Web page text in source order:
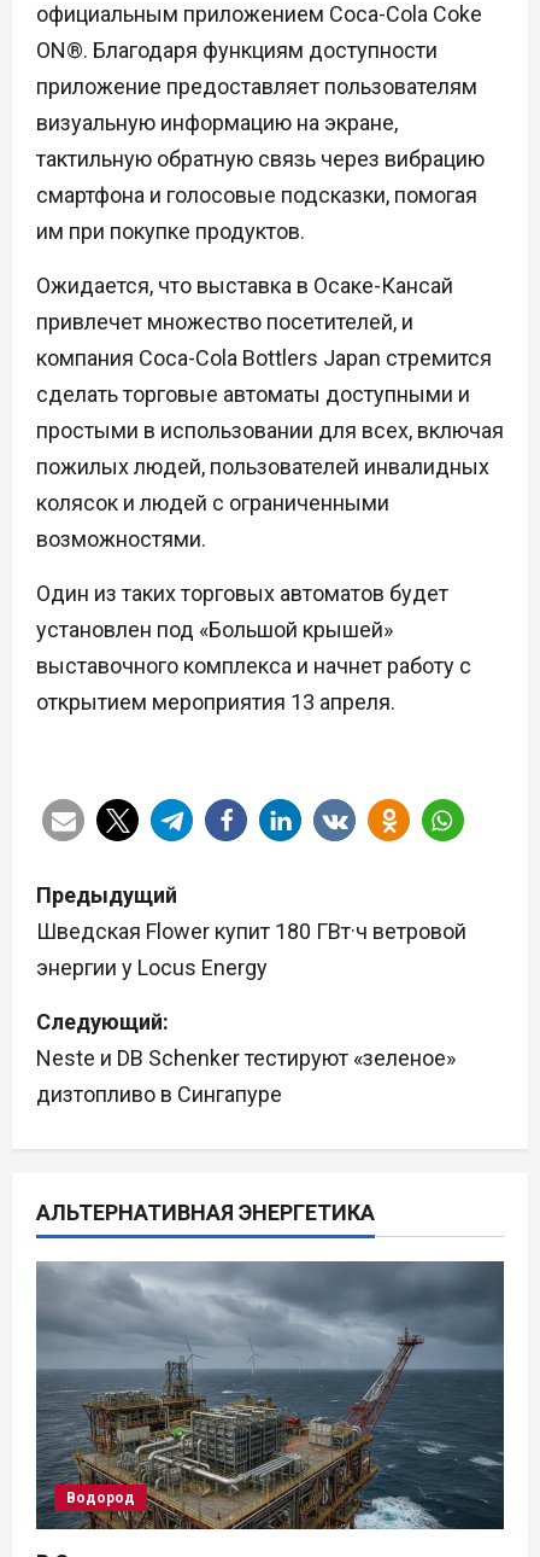
официальным приложением Coca-Cola Coke
ON®. Благодаря функциям доступности
приложение предоставляет пользователям
визуальную информацию на экране,
тактильную обратную связь через вибрацию
смартфона и голосовые подсказки, помогая
им при покупке продуктов.
Ожидается, что выставка в Осаке-Кансай
привлечет множество посетителей, и
компания Coca-Cola Bottlers Japan стремится
сделать торговые автоматы доступными и
простыми в использовании для всех, включая
пожилых людей, пользователей инвалидных
колясок и людей с ограниченными
возможностями.
Один из таких торговых автоматов будет
установлен под «Большой крышей»
выставочного комплекса и начнет работу с
открытием мероприятия 13 апреля.
Н
а
в
и
г
и
п
о
з
а
п
Предыдущий
Шведская Flower купит 180 ГВт·ч ветровой
энергии у Locus Energy
Следующий:
Neste и DB Schenker тестируют «зеленое»
дизтопливо в Сингапуре
АЛЬТЕРНАТИВНАЯ ЭНЕРГЕТИКА
Водород